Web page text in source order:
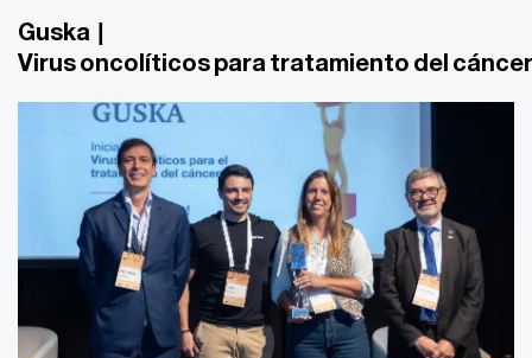
Guska |
Virus oncolíticos para tratamiento del